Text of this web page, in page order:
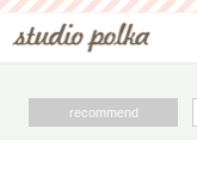
recommend